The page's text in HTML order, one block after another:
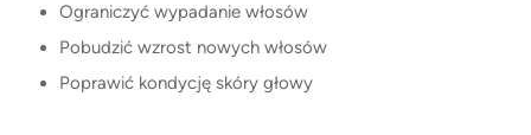
Ograniczyć wypadanie włosów
Pobudzić wzrost nowych włosów
Poprawić kondycję skóry głowy